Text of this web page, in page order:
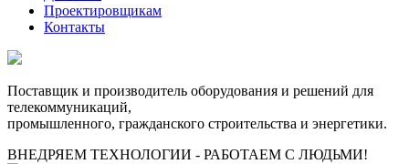
Проектировщикам
Контакты
Поставщик и производитель оборудования и решений для
телекоммуникаций,
промышленного, гражданского строительства и энергетики.
ВНЕДРЯЕМ ТЕХНОЛОГИИ - РАБОТАЕМ С ЛЮДЬМИ!